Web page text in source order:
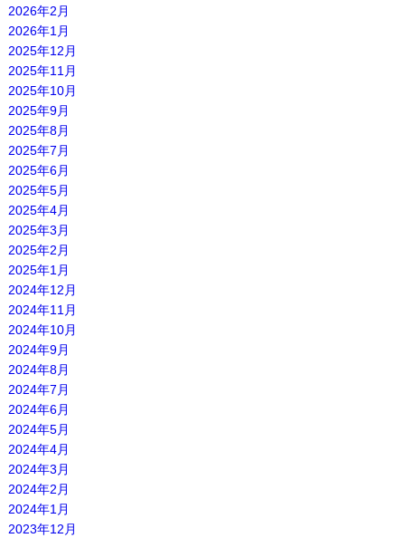
2026年2月
2026年1月
2025年12月
2025年11月
2025年10月
2025年9月
2025年8月
2025年7月
2025年6月
2025年5月
2025年4月
2025年3月
2025年2月
2025年1月
2024年12月
2024年11月
2024年10月
2024年9月
2024年8月
2024年7月
2024年6月
2024年5月
2024年4月
2024年3月
2024年2月
2024年1月
2023年12月